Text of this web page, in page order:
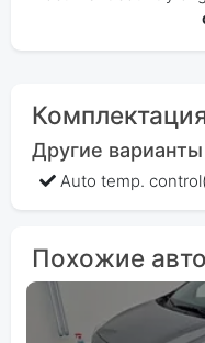
Другие варианты
Auto temp.
Похожие